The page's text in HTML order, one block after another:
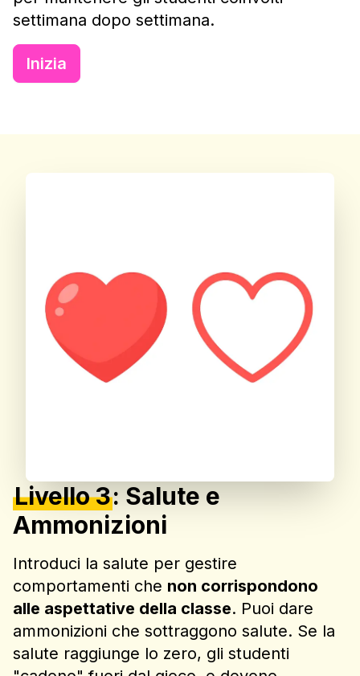
settimana dopo settimana.
Inizia
Livello 3: Salute e
Ammonizioni
Introduci la salute per gestire
comportamenti che non corrispondono
alle aspettative della classe. Puoi dare
ammonizioni che sottraggono salute. Se la
salute raggiunge lo zero, gli studenti